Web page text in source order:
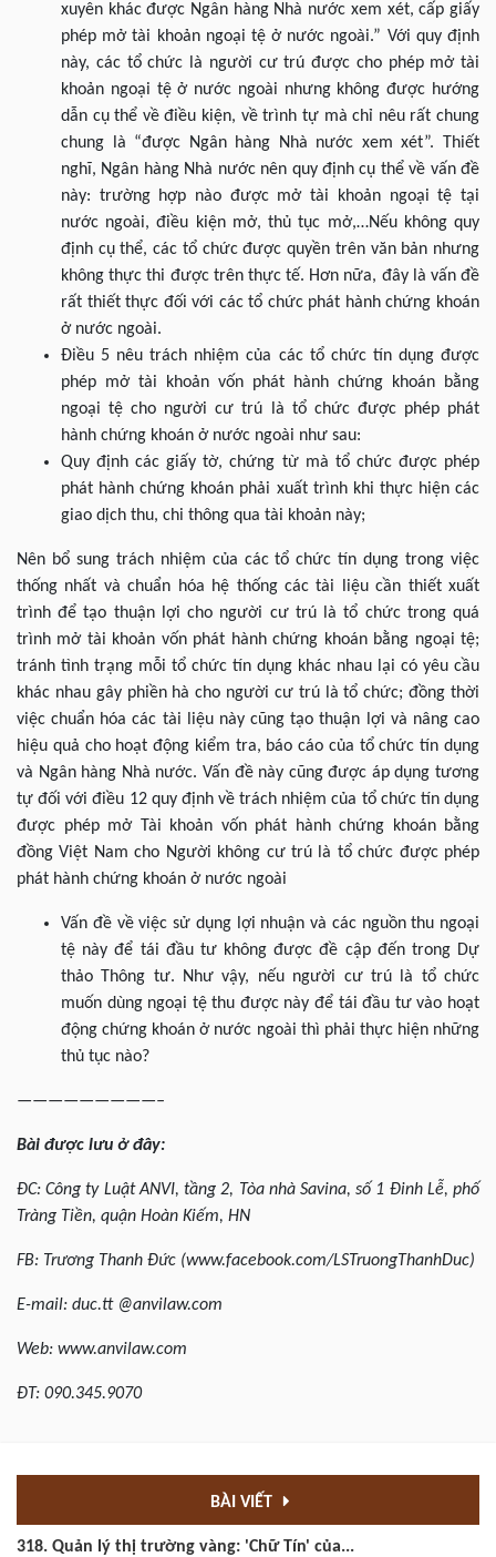
xuyên khác được Ngân hàng Nhà nước xem xét, cấp giấy
phép mở tài khoản ngoại tệ ở nước ngoài.” Với quy định
này, các tổ chức là người cư trú được cho phép mở tài
khoản ngoại tệ ở nước ngoài nhưng không được hướng
dẫn cụ thể về điều kiện, về trình tự mà chỉ nêu rất chung
chung là “được Ngân hàng Nhà nước xem xét”. Thiết
nghĩ, Ngân hàng Nhà nước nên quy định cụ thể về vấn đề
này: trường hợp nào được mở tài khoản ngoại tệ tại
nước ngoài, điều kiện mở, thủ tục mở,…Nếu không quy
định cụ thể, các tổ chức được quyền trên văn bản nhưng
không thực thi được trên thực tế. Hơn nữa, đây là vấn đề
rất thiết thực đối với các tổ chức phát hành chứng khoán
ở nước ngoài.
Điều 5 nêu trách nhiệm của các tổ chức tín dụng được
phép mở tài khoản vốn phát hành chứng khoán bằng
ngoại tệ cho người cư trú là tổ chức được phép phát
hành chứng khoán ở nước ngoài như sau:
Quy định các giấy tờ, chứng từ mà tổ chức được phép
phát hành chứng khoán phải xuất trình khi thực hiện các
giao dịch thu, chi thông qua tài khoản này;
Nên bổ sung trách nhiệm của các tổ chức tín dụng trong việc
thống nhất và chuẩn hóa hệ thống các tài liệu cần thiết xuất
trình để tạo thuận lợi cho người cư trú là tổ chức trong quá
trình mở tài khoản vốn phát hành chứng khoán bằng ngoại tệ;
tránh tình trạng mỗi tổ chức tín dụng khác nhau lại có yêu cầu
khác nhau gây phiền hà cho người cư trú là tổ chức; đồng thời
việc chuẩn hóa các tài liệu này cũng tạo thuận lợi và nâng cao
hiệu quả cho hoạt động kiểm tra, báo cáo của tổ chức tín dụng
và Ngân hàng Nhà nước. Vấn đề này cũng được áp dụng tương
tự đối với điều 12 quy định về trách nhiệm của tổ chức tín dụng
được phép mở Tài khoản vốn phát hành chứng khoán bằng
đồng Việt Nam cho Người không cư trú là tổ chức được phép
phát hành chứng khoán ở nước ngoài
Vấn đề về việc sử dụng lợi nhuận và các nguồn thu ngoại
tệ này để tái đầu tư không được đề cập đến trong Dự
thảo Thông tư. Như vậy, nếu người cư trú là tổ chức
muốn dùng ngoại tệ thu được này để tái đầu tư vào hoạt
động chứng khoán ở nước ngoài thì phải thực hiện những
thủ tục nào?
—————————–
Bài được lưu ở đây:
ĐC:Công ty LuậtANVI, tầng 2, Tòa nhà Savina, số 1 Đinh Lễ, phố
Tràng Tiền, quận Hoàn Kiếm, HN
FB: Trương Thanh Đức (www.facebook.com/LSTruongThanhDuc)
E-mail: duc.tt @anvilaw.com
Web: www.anvilaw.com
ĐT: 090.345.9070
BÀI VIẾT
318. Quản lý thị trường vàng: 'Chữ Tín' của...